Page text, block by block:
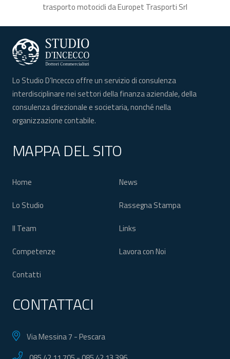
trasporto motocicli da Europet Trasporti Srl
Lo Studio D’Incecco offre un servizio di consulenza
interdisciplinare nei settori della finanza aziendale, della
consulenza direzionale e societaria, nonché nella
organizzazione contabile.
MAPPA DEL SITO
Home
Lo Studio
Il Team
Competenze
Contatti
News
Rassegna Stampa
Links
Lavora con Noi
CONTATTACI
Via Messina 7 - Pescara